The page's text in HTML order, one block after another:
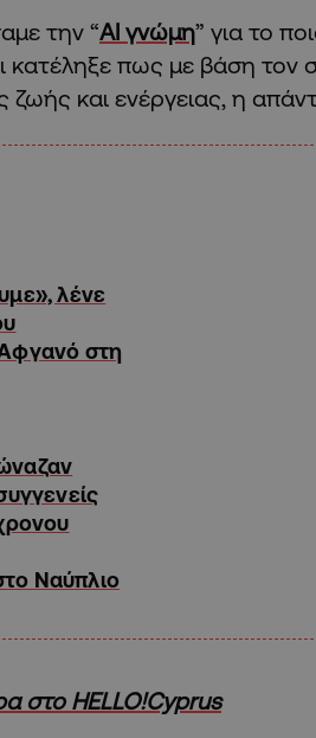
την “ΑΙ γνώμη” για το
κατέληξε πως με βάση τον
ζωής και ενέργειας, η
λένε
στη
Ναύπλιο
στο HELLO!Cyprus